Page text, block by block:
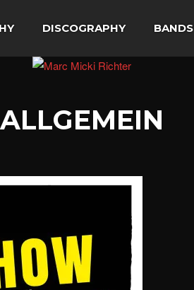
DISCOGRAPHY BANDS
ALLGEMEIN